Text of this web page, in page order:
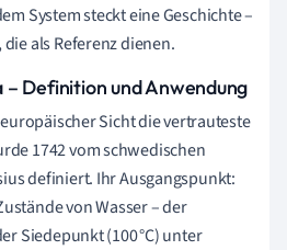
System steckt eine Geschichte –
als Referenz dienen.
– Definition und Anwendung
Sicht die vertrauteste
1742 vom schwedischen
definiert. Ihr Ausgangspunkt:
von Wasser – der
Siedepunkt (100 °C) unter